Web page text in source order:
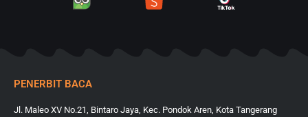
PENERBIT BACA
Jl. Maleo XV No.21, Bintaro Jaya, Kec. Pondok Aren, Kota Tangerang